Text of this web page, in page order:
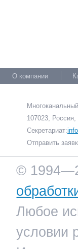
О компании
107023,
Секретариат:
Отправить
©
Любое
условии